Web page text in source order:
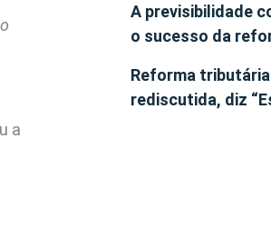
a
A previsibilidade
o sucesso da
Reforma
rediscutida, diz